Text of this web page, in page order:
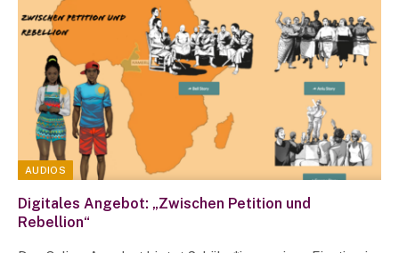
AUDIOS
Digitales Angebot: „Zwischen Petition und
Rebellion“